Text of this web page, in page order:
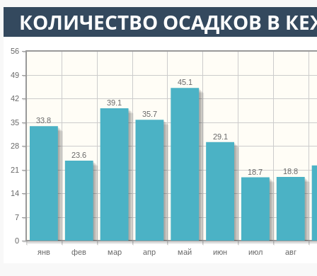
КОЛИЧЕСТВО ОСАДКОВ В
янв фев мар апр май июн июл авг
0
7
14
21
28
35
42
49
56
18.8
18.7
29.1
45.1
35.7
39.1
23.6
33.8